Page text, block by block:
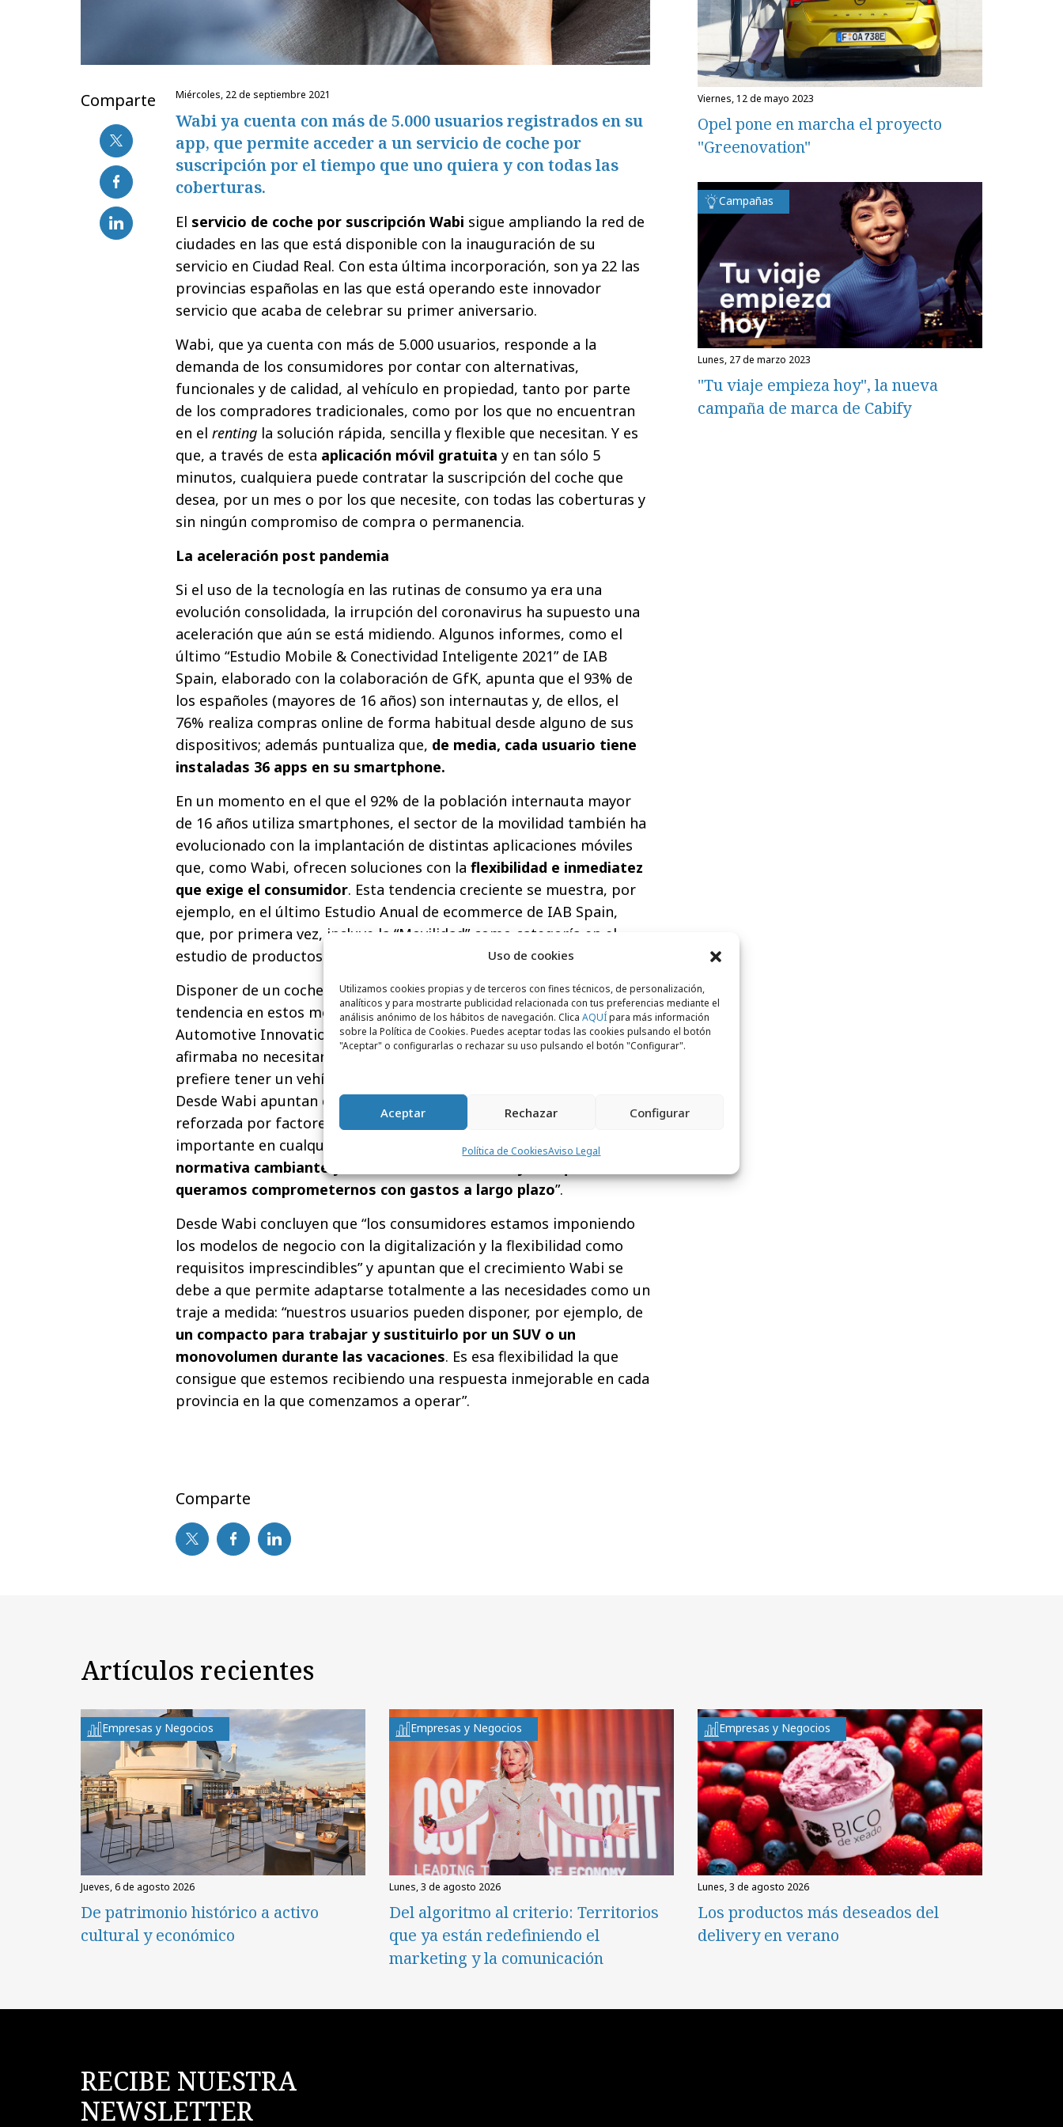
Uso de cookies
Utilizamos cookies propias y de terceros con fines técnicos, de personalización,
analíticos y para mostrarte publicidad relacionada con tus preferencias mediante el
análisis anónimo de los hábitos de navegación. Clica AQUÍpara más información
sobre la Política de Cookies. Puedes aceptar todas las cookies pulsando el botón
"Aceptar" o configurarlas o rechazar su uso pulsando el botón "Configurar".
Aceptar Rechazar Configurar
Política de CookiesAviso Legal
Comparte miércoles, 22 de septiembre 2021
Wabi ya cuenta con más de 5.000 usuarios registrados en su
app, que permite acceder a un servicio de coche por
suscripción por el tiempo que uno quiera y con todas las
coberturas.
El servicio de coche por suscripción Wabi sigue ampliando la red de
ciudades en las que está disponible con la inauguración de su
servicio en Ciudad Real. Con esta última incorporación, son ya 22 las
provincias españolas en las que está operando este innovador
servicio que acaba de celebrar su primer aniversario.
Wabi, que ya cuenta con más de 5.000 usuarios, responde a la
demanda de los consumidores por contar con alternativas,
funcionales y de calidad, al vehículo en propiedad, tanto por parte
de los compradores tradicionales, como por los que no encuentran
en el renting la solución rápida, sencilla y flexible que necesitan. Y es
que, a través de esta aplicación móvil gratuita y en tan sólo 5
minutos, cualquiera puede contratar la suscripción del coche que
desea, por un mes o por los que necesite, con todas las coberturas y
sin ningún compromiso de compra o permanencia.
La aceleración post pandemia
Si el uso de la tecnología en las rutinas de consumo ya era una
evolución consolidada, la irrupción del coronavirus ha supuesto una
aceleración que aún se está midiendo. Algunos informes, como el
último “Estudio Mobile & Conectividad Inteligente 2021” de IAB
Spain, elaborado con la colaboración de GfK, apunta que el 93% de
los españoles (mayores de 16 años) son internautas y, de ellos, el
76% realiza compras online de forma habitual desde alguno de sus
dispositivos; además puntualiza que, de media, cada usuario tiene
instaladas 36 apps en su smartphone.
En un momento en el que el 92% de la población internauta mayor
de 16 años utiliza smartphones, el sector de la movilidad también ha
evolucionado con la implantación de distintas aplicaciones móviles
que, como Wabi, ofrecen soluciones con la flexibilidad e inmediatez
que exige el consumidor. Esta tendencia creciente se muestra, por
ejemplo, en el último Estudio Anual de ecommerce de IAB Spain,
que, por primera vez, incluye la “Movilidad” como categoría en el
estudio de productos que se compran o contratan online.
Disponer de un coche, frente a otras alternativas, sigue siendo una
tendencia en estos momentos. El estudio más reciente de
Automotive Innovation Lab apunta que el 47% de los europeos que
afirmaba no necesitar un coche ha cambiado de opinión y ahora
prefiere tener un vehículo en la nueva normalidad post coronavirus.
Desde Wabi apuntan que la suscripción “es una tendencia ahora
reforzada por factores que condicionan una inversión, tan
importante en cualquier hogar, como es la compra de un coche.
normativa cambiante y la inestabilidad contribuyen a que no
queramos comprometernos con gastos a largo plazo”.
Desde Wabi concluyen que “los consumidores estamos imponiendo
los modelos de negocio con la digitalización y la flexibilidad como
requisitos imprescindibles” y apuntan que el crecimiento Wabi se
debe a que permite adaptarse totalmente a las necesidades como un
traje a medida: “nuestros usuarios pueden disponer, por ejemplo, de
un compacto para trabajar y sustituirlo por un SUV o un
monovolumen durante las vacaciones. Es esa flexibilidad la que
consigue que estemos recibiendo una respuesta inmejorable en cada
provincia en la que comenzamos a operar”.
Comparte
viernes, 12 de mayo 2023
Opel pone en marcha el proyecto
"Greenovation"
Campañas
lunes, 27 de marzo 2023
"Tu viaje empieza hoy", la nueva
campaña de marca de Cabify
Artículos recientes
Empresas y Negocios
jueves, 6 de agosto 2026
De patrimonio histórico a activo
cultural y económico
Empresas y Negocios
lunes, 3 de agosto 2026
Del algoritmo al criterio: Territorios
que ya están redefiniendo el
marketing y la comunicación
Empresas y Negocios
lunes, 3 de agosto 2026
Los productos más deseados del
delivery en verano
RECIBE NUESTRA
NEWSLETTER